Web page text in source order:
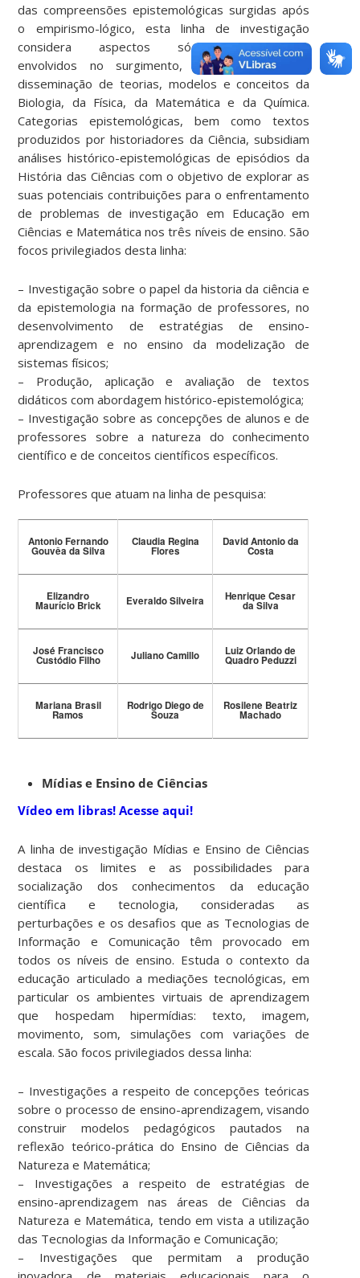
das compreensões epistemológicas surgidas após
o empirismo-lógico, esta linha de investigação
considera aspectos sócio-histórico-culturais
envolvidos no surgimento, desenvolvimento e
disseminação de teorias, modelos e conceitos da
Biologia, da Física, da Matemática e da Química.
Categorias epistemológicas, bem como textos
produzidos por historiadores da Ciência, subsidiam
análises histórico-epistemológicas de episódios da
História das Ciências com o objetivo de explorar as
suas potenciais contribuições para o enfrentamento
de problemas de investigação em Educação em
Ciências e Matemática nos três níveis de ensino. São
focos privilegiados desta linha:
– Investigação sobre o papel da historia da ciência e
da epistemologia na formação de professores, no
desenvolvimento de estratégias de ensino-
aprendizagem e no ensino da modelização de
sistemas físicos;
– Produção, aplicação e avaliação de textos
didáticos com abordagem histórico-epistemológica;
– Investigação sobre as concepções de alunos e de
professores sobre a natureza do conhecimento
científico e de conceitos científicos específicos.
Professores que atuam na linha de pesquisa:
Antonio Fernando
Gouvêa da Silva
Claudia Regina
Flores
David Antonio da
Costa
Elizandro
Maurício Brick Everaldo Silveira Henrique Cesar
da Silva
José Francisco
Custódio Filho Juliano Camillo Luiz Orlando de
Quadro Peduzzi
Mariana Brasil
Ramos
Rodrigo Diego de
Souza
Rosilene Beatriz
Machado
Mídias e Ensino de Ciências
Vídeo em libras! Acesse aqui!
A linha de investigação Mídias e Ensino de Ciências
destaca os limites e as possibilidades para
socialização dos conhecimentos da educação
científica e tecnologia, consideradas as
perturbações e os desafios que as Tecnologias de
Informação e Comunicação têm provocado em
todos os níveis de ensino. Estuda o contexto da
educação articulado a mediações tecnológicas, em
particular os ambientes virtuais de aprendizagem
que hospedam hipermídias: texto, imagem,
movimento, som, simulações com variações de
escala. São focos privilegiados dessa linha:
– Investigações a respeito de concepções teóricas
sobre o processo de ensino-aprendizagem, visando
construir modelos pedagógicos pautados na
reflexão teórico-prática do Ensino de Ciências da
Natureza e Matemática;
– Investigações a respeito de estratégias de
ensino-aprendizagem nas áreas de Ciências da
Natureza e Matemática, tendo em vista a utilização
das Tecnologias da Informação e Comunicação;
– Investigações que permitam a produção